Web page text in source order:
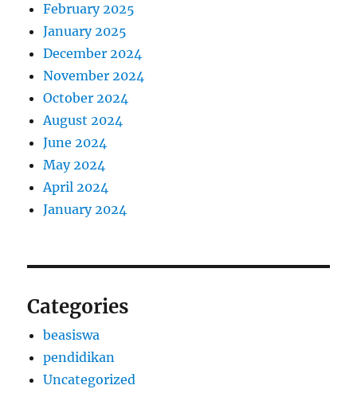
February 2025
January 2025
December 2024
November 2024
October 2024
August 2024
June 2024
May 2024
April 2024
January 2024
Categories
beasiswa
pendidikan
Uncategorized